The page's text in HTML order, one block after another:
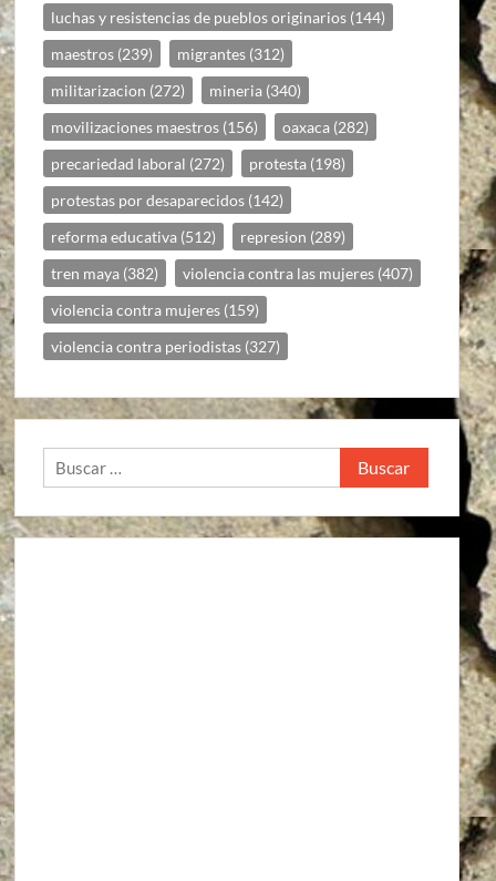
luchas y resistencias de pueblos originarios (144)
maestros (239) migrantes (312)
militarizacion (272) mineria (340)
movilizaciones maestros (156) oaxaca (282)
precariedad laboral (272) protesta (198)
protestas por desaparecidos (142)
reforma educativa (512) represion (289)
tren maya (382) violencia contra las mujeres (407)
violencia contra mujeres (159)
violencia contra periodistas (327)
Buscar: